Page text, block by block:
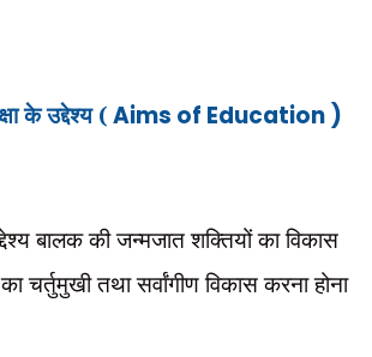
के उद्देश्य ( Aims of Education )
बालक की जन्मजात शक्तियों का विकास
चर्तुमुखी तथा सर्वांगीण विकास करना होना